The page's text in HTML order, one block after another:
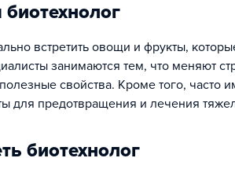
встретить овощи и фрукты,
занимаются тем, что меняют
свойства. Кроме того, часто
для предотвращения и лечения
биотехнолог